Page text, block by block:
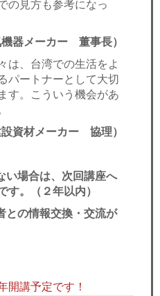
の見方も参考になっ
機器メーカー 董事長）
は、台湾での生活をよ
パートナーとして大切
す。こういう機会があ
設資材メーカー 協理）
い場合は、次回講座へ
す。（２年以内）
との情報交換・交流が
開講予定です！